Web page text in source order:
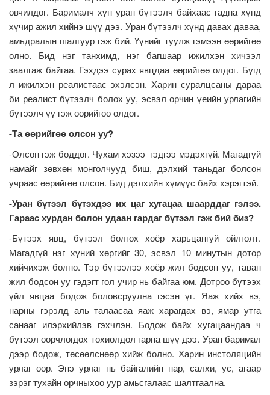
өвчилдөг. Барималч хүн уран бүтээлч байхаас гадна хүнд
хүчир ажил хийнэ шүү дээ. Уран бүтээлч хүнд давах даваа,
амьдралын шалгуур гэж бий. Үүнийг туулж гэмээн өөрийгөө
олно. Бид нэг танхимд, нэг багшаар ижилхэн хичээл
заалгаж байгаа. Гэхдээ сурах явцдаа өөрийгөө олдог. Бүгд
л ижилхэн реалистаас эхэлсэн. Харин суралцсаны дараа
би реалист бүтээлч болох уу, эсвэл орчин үеийн урлагийн
бүтээлч үү гэж өөрийгөө олдог.
-Та өөрийгөө олсон уу?
-Олсон гэж боддог. Чухам хэзээ гэдгээ мэдэхгүй. Магадгүй
намайг зөвхөн монголчууд биш, дэлхий таньдаг болсон
учраас өөрийгөө олсон. Бид дэлхийн хүмүүс байх хэрэгтэй.
-Уран бүтээл бүтэхдээ их цаг хугацаа шаарддаг гэлээ.
Гараас хурдан болон удаан гардаг бүтээл гэж бий биз?
-Бүтээх явц, бүтээл болгох хоёр харьцангуй ойлголт.
Магадгүй нэг хүний хөргийг 30, эсвэл 10 минутын дотор
хийчихэж болно. Тэр бүтээлээ хоёр жил бодсон уу, таван
жил бодсон уу гэдэгт гол учир нь байгаа юм. Дотроо бүтээх
үйл явцаа бодож боловсруулна гэсэн үг. Яаж хийх вэ,
нарны гэрэлд аль талаасаа яаж харагдах вэ, ямар утга
санааг илэрхийлэв гэхчлэн. Бодож байх хугацаандаа ч
бүтээл өөрчлөгдөх тохиолдол гарна шүү дээ. Уран баримал
дээр бодож, төсөөлснөөр хийж болно. Харин инстоляцийн
урлаг өөр. Энэ урлаг нь байгалийн нар, салхи, ус, агаар
зэрэг тухайн орчныхоо уур амьсгалаас шалтгаална.